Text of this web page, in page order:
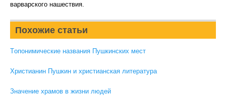
варварского нашествия.
Похожие статьи
Tопонимические названия Пушкинских мест
Христианин Пушкин и христианская литература
Значение храмов в жизни людей